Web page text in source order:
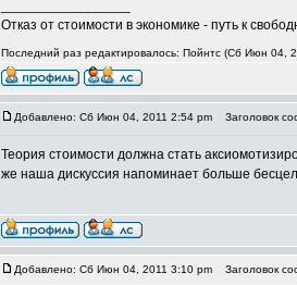
Отказ от стоимости в экономике - путь к
Последний раз редактировалось: Пойнтс (Сб Июн 04,
Добавлено: Сб Июн 04, 2011 2:54 pm Заголовок
Теория стоимости должна стать
же наша дискуссия напоминает больше
Добавлено: Сб Июн 04, 2011 3:10 pm Заголовок